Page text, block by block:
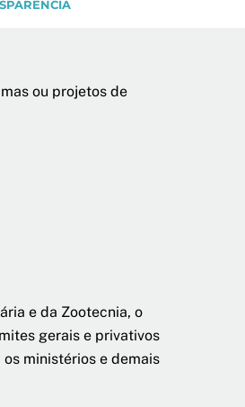
ou projetos de
e da Zootecnia, o
gerais e privativos
ministérios e demais